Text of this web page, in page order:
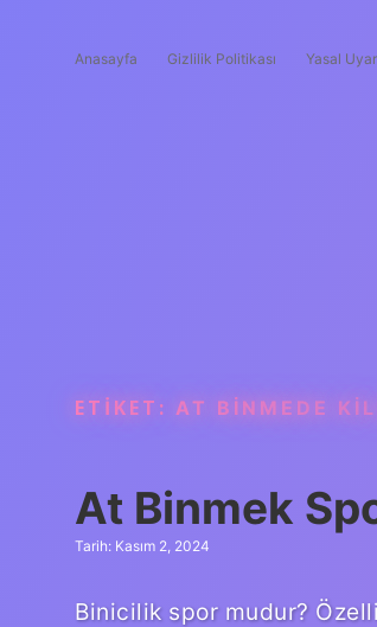
Anasayfa Gizlilik Politikası Yasal
ETIKET: AT BINMEDE
At Binmek
Tarih: Kasım 2, 2024
Binicilik spor mudur?